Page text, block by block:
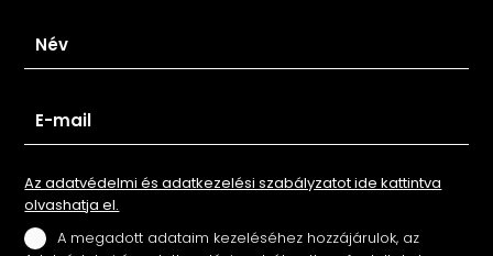
Az adatvédelmi és adatkezelési szabályzatot ide kattintva
olvashatja el.
A megadott adataim kezeléséhez hozzájárulok, az